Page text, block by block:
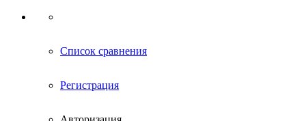
Список сравнения
Регистрация